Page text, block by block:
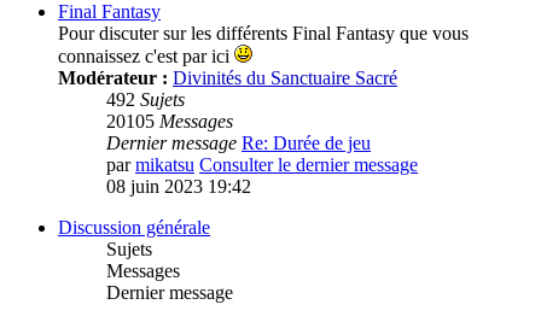
Final Fantasy
Pour discuter sur les différents Final Fantasy que vous
connaissez c'est par ici
Modérateur : Divinités du Sanctuaire Sacré
492 Sujets
20105 Messages
Dernier message Re: Durée de jeu
parmikatsu Consulter le dernier message
08 juin 2023 19:42
Discussion générale
Sujets
Messages
Dernier message